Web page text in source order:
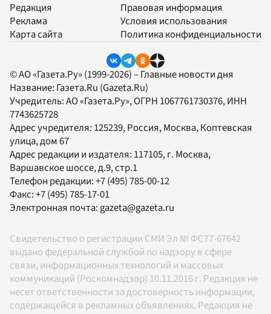
Редакция
Реклама
Карта сайта
Правовая информация
Условия использования
Политика конфиденциальности
© АО «Газета.Ру» (1999-2026) – Главные новости дня
Название: Газета.Ru (Gazeta.Ru)
Учредитель:АО «Газета.Ру», ОГРН 1067761730376, ИНН
7743625728
Адрес учредителя: 125239, Россия, Москва, Коптевская
улица, дом 67
Адрес редакции и издателя: 117105, г. Москва,
Варшавское шоссе, д.9, стр.1
Телефон редакции:+7 (495) 785-00-12
Факс:+7 (495) 785-17-01
Электронная почта:gazeta@gazeta.ru
Свидетельство о регистрации СМИ Эл № ФС77-67642
выдано федеральной службой по надзору в сфере
связи, информационных технологий и массовых
коммуникаций (Роскомнадзор) 10.11.2016 г. Редакция не
несет ответственности за достоверность информации,
содержащейся в рекламных объявлениях. Редакция не